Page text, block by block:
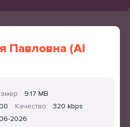
Павловна (AI
9.17 MB
Качество:
320 kbps
2026